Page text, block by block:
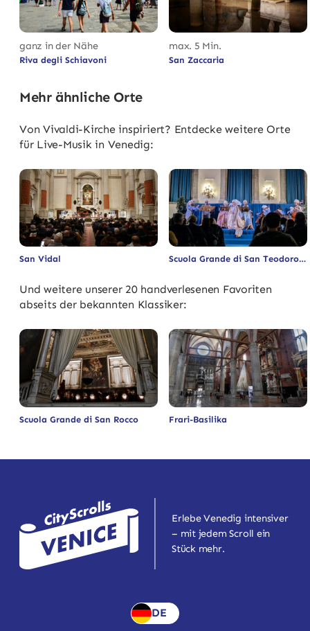
ganz in der Nähe
Riva degli Schiavoni
max. 5 Min.
San Zaccaria
Mehr ähnliche Orte
Von Vivaldi-Kirche inspiriert? Entdecke weitere Orte
für Live-Musik in Venedig:
San Vidal Scuola Grande di San Teodoro
Und weitere unserer 20 handverlesenen Favoriten
abseits der bekannten Klassiker:
Scuola Grande di San Rocco Frari-Basilika
Erlebe Venedig intensiver
– mit jedem Scroll ein
Stück mehr.
DE